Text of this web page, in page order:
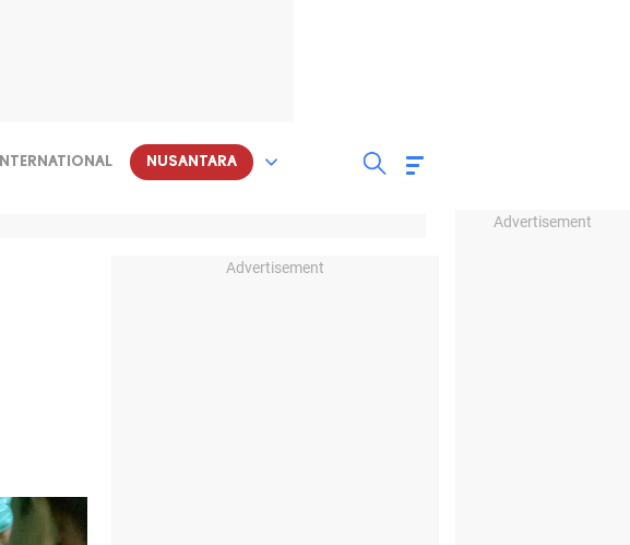
Advertisement
INTERNATIONAL NUSANTARA
Advertisement